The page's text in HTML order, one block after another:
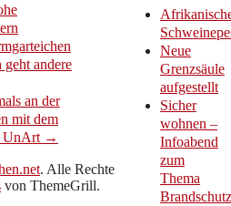
andere
an der
mit dem
UnArt →
Neue
Grenzsäule
aufgestellt
Sicher
wohnen –
Infoabend
zum
Thema
Brandschutz
. Alle Rechte
von ThemeGrill.